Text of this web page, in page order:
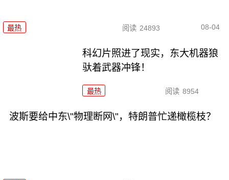
最热 阅读 24893 08-04
科幻片照进了现实，东大机器狼
驮着武器冲锋！
最热 阅读 8954
波斯要给中东\"物理断网\"，特朗普忙递橄榄枝？